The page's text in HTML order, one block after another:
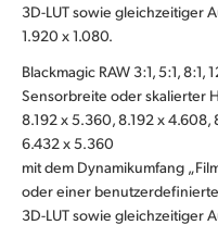
3D-LUT sowie gleichzeitiger
1.920 x 1.080.
Blackmagic RAW 3:1, 5:1, 8:1,
Sensorbreite oder skalierter
8.192 x 5.360, 8.192 x
6.432 x 5.360
mit dem Dynamikumfang
oder einer
3D-LUT sowie gleichzeitiger